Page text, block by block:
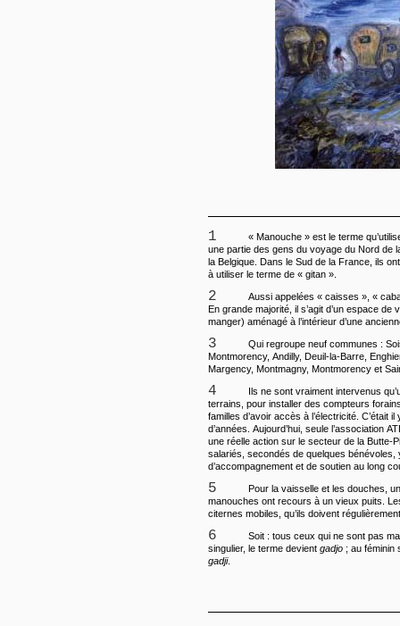
1
« Manouche » est le terme
une partie des gens du voyage du Nord de
la Belgique. Dans le Sud de la France, ils
à utiliser le terme de « gitan ».
2
Aussi appelées « caisses », «
En grande majorité, il s’agit d’un espace de
manger) aménagé à l’intérieur d’une
3
Qui regroupe neuf communes :
Montmorency, Andilly, Deuil-la-Barre,
Margency, Montmagny, Montmorency et
4
Ils ne sont vraiment intervenus
terrains, pour installer des compteurs
familles d’avoir accès à l’électricité. C’était
d’années. Aujourd’hui, seule l’association
une réelle action sur le secteur de la Butte-
salariés, secondés de quelques bénévoles,
d’accompagnement et de soutien au long
5
Pour la vaisselle et les douches,
manouches ont recours à un vieux puits.
citernes mobiles, qu’ils doivent
6
Soit : tous ceux qui ne sont pas
singulier, le terme devient gadjo ; au féminin
gadji.